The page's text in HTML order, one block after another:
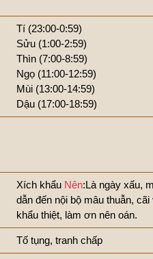
Tí (23:00-0:59)
Sửu (1:00-2:59)
Thìn (7:00-8:59)
Ngọ (11:00-12:59)
Mùi (13:00-14:59)
Dậu (17:00-18:59)
Xích khẩu Nên:Là ngày xấu,
dẫn đến nội bộ mâu thuẫn, cãi
khẩu thiệt, làm ơn nên oán.
Tố tụng, tranh chấp